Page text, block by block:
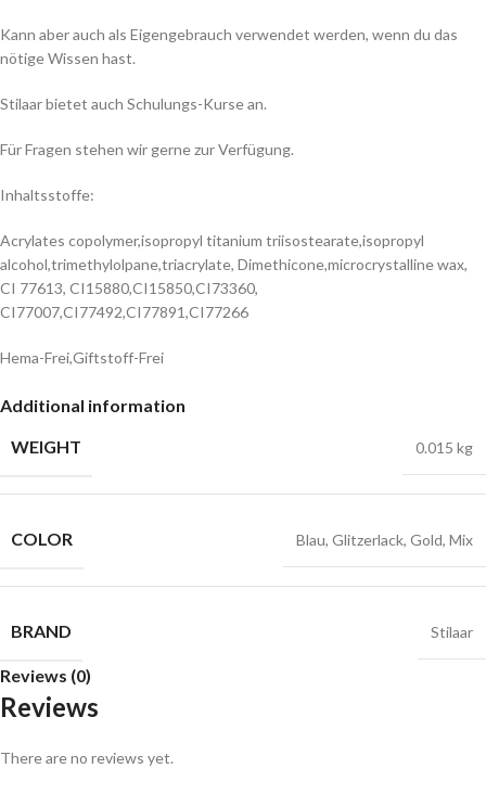
Kann aber auch als Eigengebrauch verwendet werden, wenn du das
nötige Wissen hast.
Stilaar bietet auch Schulungs-Kurse an.
Für Fragen stehen wir gerne zur Verfügung.
Inhaltsstoffe:
Acrylates copolymer,isopropyl titanium triisostearate,isopropyl
alcohol,trimethylolpane,triacrylate, Dimethicone,microcrystalline wax,
CI 77613, CI15880,CI15850,CI73360,
CI77007,CI77492,CI77891,CI77266
Hema-Frei,Giftstoff-Frei
Additional information
WEIGHT
0.015 kg
COLOR Blau, Glitzerlack, Gold, Mix
BRAND Stilaar
Reviews (0)
Reviews
There are no reviews yet.